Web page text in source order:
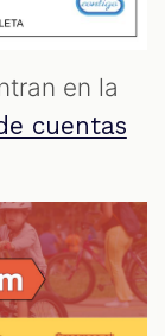
en la
cuentas